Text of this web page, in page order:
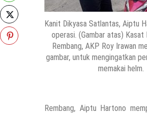
Kanit Dikyasa Satlantas, Aiptu
operasi. (Gambar atas)
Rembang, AKP Roy Irawan
gambar, untuk mengingatkan
memakai helm.
Rembang, Aiptu Hartono